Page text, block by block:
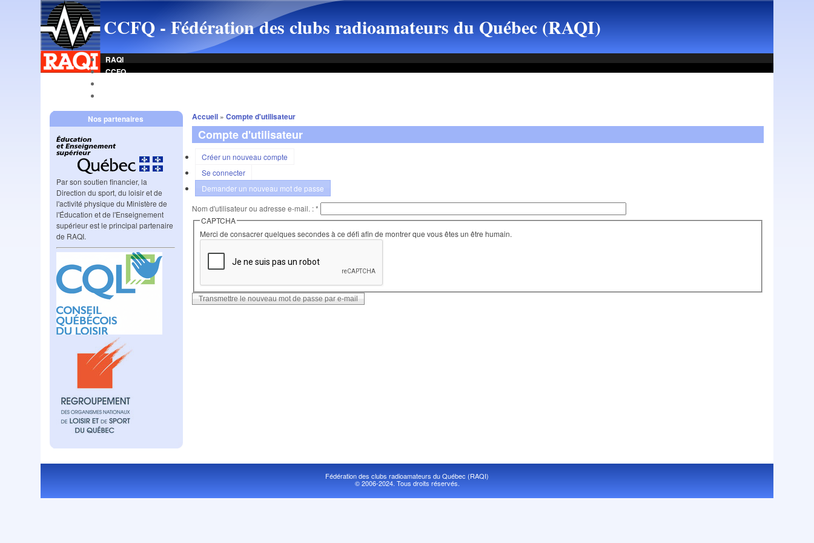
CCFQ - Fédération des clubs radioamateurs du Québec (RAQI)
RAQI
CCFQ
Nos partenaires
Par son soutien financier, la
Direction du sport, du loisir et de
l'activité physique du Ministère de
l'Éducation et de l'Enseignement
supérieur est le principal partenaire
de RAQI.
Accueil »Compte d'utilisateur
Compte d'utilisateur
Créer un nouveau compte
Se connecter
Demander un nouveau mot de passe
Nom d'utilisateur ou adresse e-mail. :*
CAPTCHA
Merci de consacrer quelques secondes à ce défi afin de montrer que vous êtes un être humain.
Fédération des clubs radioamateurs du Québec (RAQI)
© 2006-2024. Tous droits réservés.